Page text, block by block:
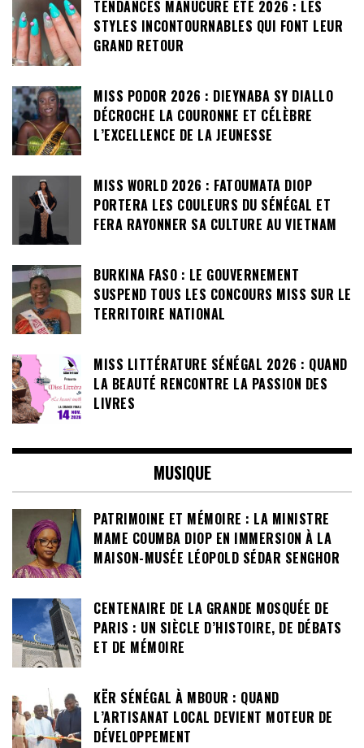
TENDANCES MANUCURE ÉTÉ 2026 : LES
STYLES INCONTOURNABLES QUI FONT LEUR
GRAND RETOUR
MISS PODOR 2026 : DIEYNABA SY DIALLO
DÉCROCHE LA COURONNE ET CÉLÈBRE
L’EXCELLENCE DE LA JEUNESSE
MISS WORLD 2026 : FATOUMATA DIOP
PORTERA LES COULEURS DU SÉNÉGAL ET
FERA RAYONNER SA CULTURE AU VIETNAM
BURKINA FASO : LE GOUVERNEMENT
SUSPEND TOUS LES CONCOURS MISS SUR LE
TERRITOIRE NATIONAL
MISS LITTÉRATURE SÉNÉGAL 2026 : QUAND
LA BEAUTÉ RENCONTRE LA PASSION DES
LIVRES
MUSIQUE
PATRIMOINE ET MÉMOIRE : LA MINISTRE
MAME COUMBA DIOP EN IMMERSION À LA
MAISON-MUSÉE LÉOPOLD SÉDAR SENGHOR
CENTENAIRE DE LA GRANDE MOSQUÉE DE
PARIS : UN SIÈCLE D’HISTOIRE, DE DÉBATS
ET DE MÉMOIRE
KËR SÉNÉGAL À MBOUR : QUAND
L’ARTISANAT LOCAL DEVIENT MOTEUR DE
DÉVELOPPEMENT